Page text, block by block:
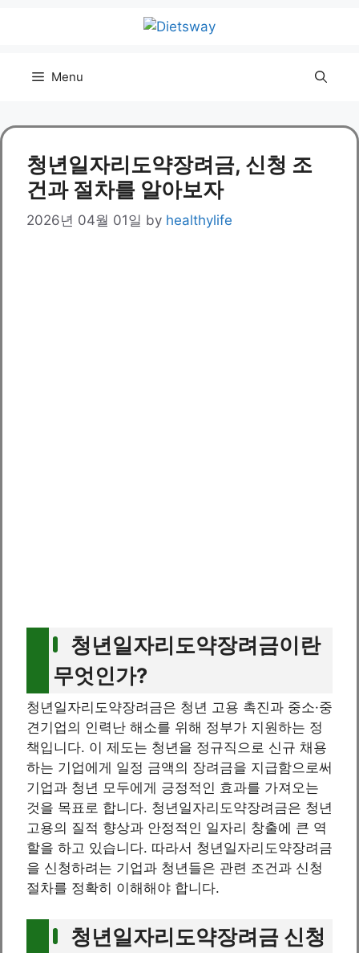
Menu
청년일자리도약장려금, 신청 조
건과 절차를 알아보자
2026년 04월 01일 by healthylife
청년일자리도약장려금이란
무엇인가?
청년일자리도약장려금은 청년 고용 촉진과 중소·중
견기업의 인력난 해소를 위해 정부가 지원하는 정
책입니다. 이 제도는 청년을 정규직으로 신규 채용
하는 기업에게 일정 금액의 장려금을 지급함으로써
기업과 청년 모두에게 긍정적인 효과를 가져오는
것을 목표로 합니다. 청년일자리도약장려금은 청년
고용의 질적 향상과 안정적인 일자리 창출에 큰 역
할을 하고 있습니다. 따라서 청년일자리도약장려금
을 신청하려는 기업과 청년들은 관련 조건과 신청
절차를 정확히 이해해야 합니다.
청년일자리도약장려금 신청